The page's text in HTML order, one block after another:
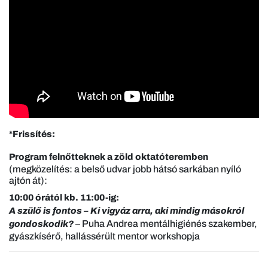
*Frissítés:
Program felnőtteknek a zöld oktatóteremben
(megközelítés: a belső udvar jobb hátsó sarkában nyíló
ajtón át):
10:00 órától kb. 11:00-ig:
A szülő is fontos – Ki vigyáz arra, aki mindig másokról
gondoskodik?– Puha Andrea mentálhigiénés szakember,
gyászkísérő, hallássérült mentor workshopja